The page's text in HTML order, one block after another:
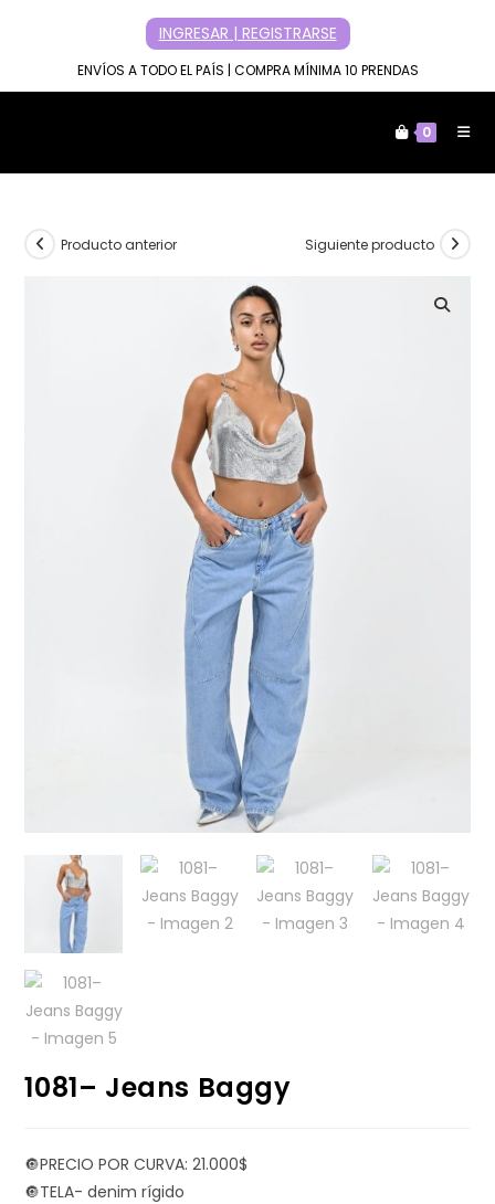
contenido
INGRESAR | REGISTRARSE
ENVÍOS A TODO EL PAÍS | COMPRA MÍNIMA 10 PRENDAS
0
Producto anterior Siguiente producto
1081– Jeans Baggy
🔘PRECIO POR CURVA: 21.000$
🔘TELA- denim rígido